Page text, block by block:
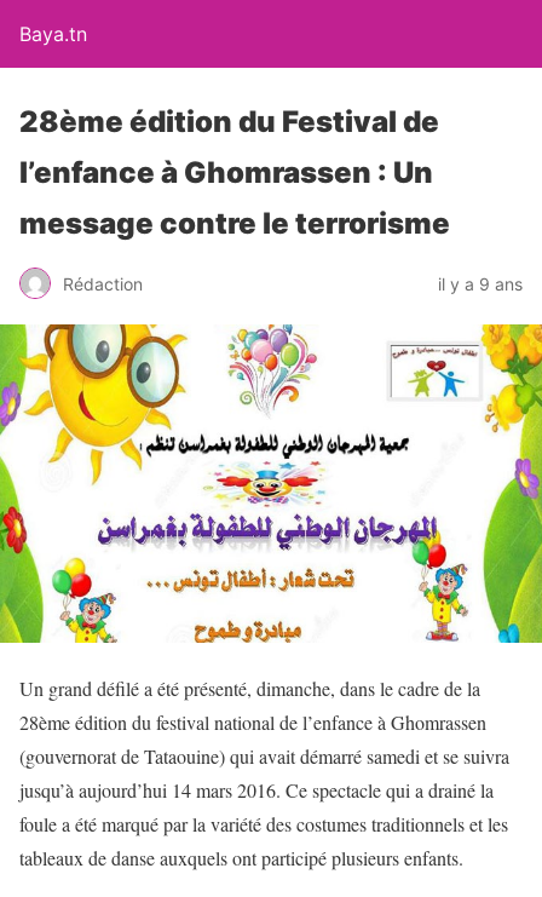
Baya.tn
28ème édition du Festival de
l’enfance à Ghomrassen : Un
message contre le terrorisme
Rédaction il y a 9 ans
Un grand défilé a été présenté, dimanche, dans le cadre de la
28ème édition du festival national de l’enfance à Ghomrassen
(gouvernorat de Tataouine) qui avait démarré samedi et se suivra
jusqu’à aujourd’hui 14 mars 2016. Ce spectacle qui a drainé la
foule a été marqué par la variété des costumes traditionnels et les
tableaux de danse auxquels ont participé plusieurs enfants.